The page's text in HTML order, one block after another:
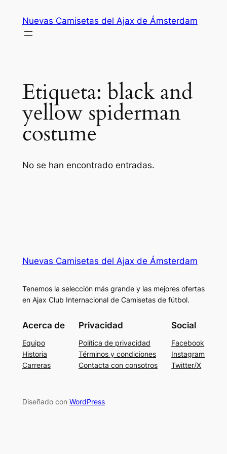
contenido
Nuevas Camisetas del Ajax de Ámsterdam
Etiqueta: black and
yellow spiderman
costume
No se han encontrado entradas.
Nuevas Camisetas del Ajax de Ámsterdam
Tenemos la selección más grande y las mejores ofertas
en Ajax Club Internacional de Camisetas de fútbol.
Acerca de
Equipo
Historia
Carreras
Privacidad
Política de privacidad
Términos y condiciones
Contacta con consotros
Social
Facebook
Instagram
Twitter/X
Diseñado con WordPress